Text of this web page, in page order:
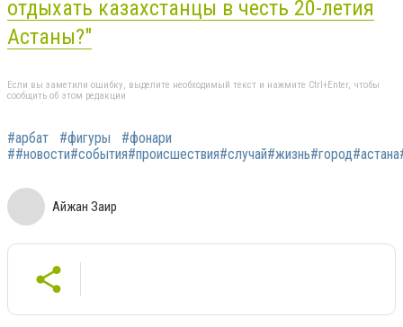
отдыхать казахстанцы в честь 20-летия
Астаны?"
Если вы заметили ошибку, выделите необходимый текст и нажмите Ctrl+Enter, чтобы
сообщить об этом редакции
#арбат #фигуры
#фонари
Айжан Заир